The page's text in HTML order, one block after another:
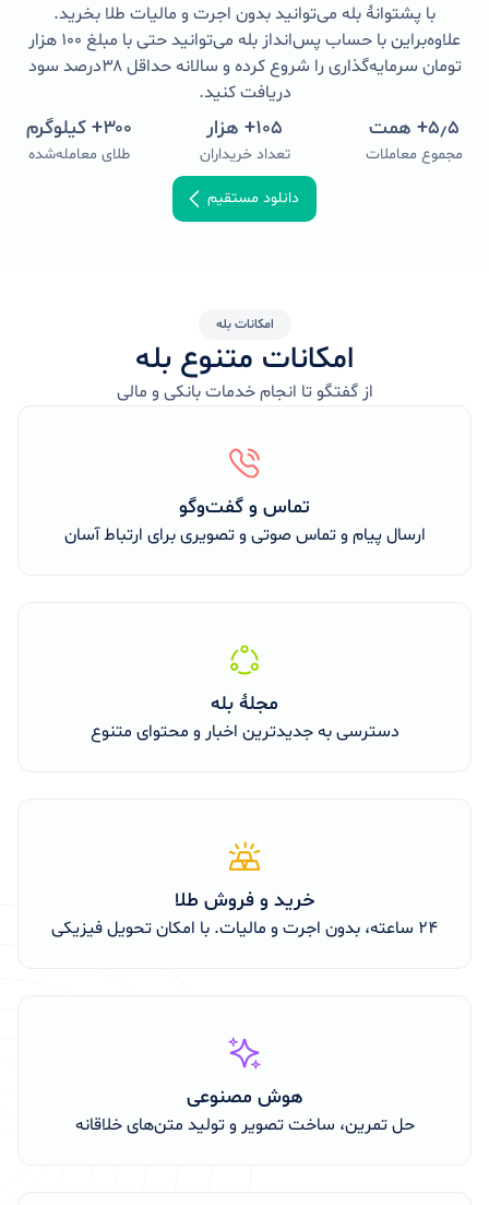
با پشتوانهٔ بله می‌توانید بدون اجرت و مالیات طلا بخرید.
علاوه‌براین با حساب پس‌انداز بله می‌توانید حتی با مبلغ ۱۰۰ هزار
تومان سرمایه‌گذاری را شروع کرده و سالانه حداقل ۳۸درصد سود
دریافت کنید.
+ همت۵٫۵
مجموع معاملات
+ هزار۱۰۵
تعداد خریداران
+ کیلوگرم۳۰۰
طلای معامله‌شده
دانلود مستقیم
امکانات بله
امکانات متنوع بله
از گفتگو تا انجام خدمات بانکی و مالی
تماس و گفت‌وگو
ارسال پیام و تماس صوتی و تصویری برای ارتباط آسان
مجلۀ بله
دسترسی به جدیدترین اخبار و محتوای متنوع
خرید و فروش طلا
۲۴ ساعته، بدون اجرت و مالیات. با امکان تحویل فیزیکی
هوش مصنوعی
حل تمرین، ساخت تصویر و تولید متن‌های خلاقانه